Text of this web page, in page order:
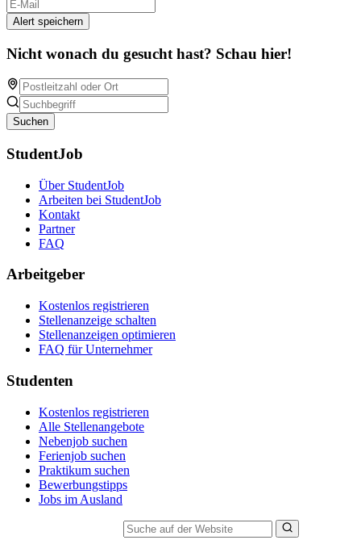
Alert speichern
Nicht wonach du gesucht hast? Schau hier!
Suchen
StudentJob
Über StudentJob
Arbeiten bei StudentJob
Kontakt
Partner
FAQ
Arbeitgeber
Kostenlos registrieren
Stellenanzeige schalten
Stellenanzeigen optimieren
FAQ für Unternehmer
Studenten
Kostenlos registrieren
Alle Stellenangebote
Nebenjob suchen
Ferienjob suchen
Praktikum suchen
Bewerbungstipps
Jobs im Ausland